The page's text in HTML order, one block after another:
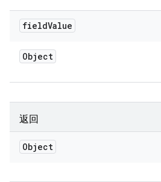
fieldValue
Object
返回
Object